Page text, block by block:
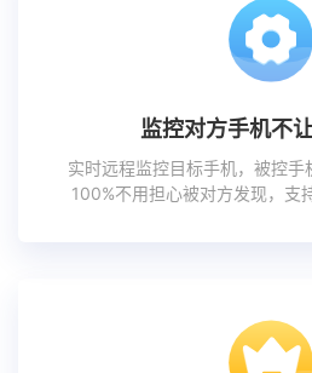
监控对方手机不
实时远程监控目标手机，被控手
100%不用担心被对方发现，支